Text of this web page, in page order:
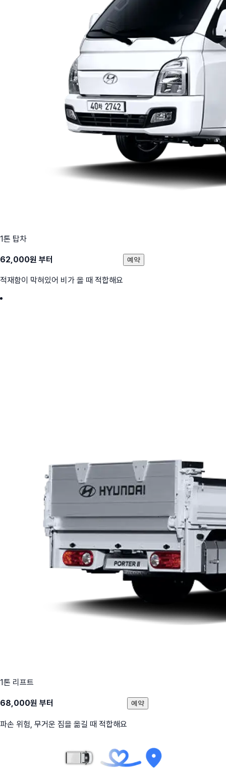
1톤 탑차
62,000원 부터
적재함이 막혀있어 비가 올 때 적합해요
예약
1톤 리프트
68,000원 부터
파손 위험, 무거운 짐을 옮길 때 적합해요
예약